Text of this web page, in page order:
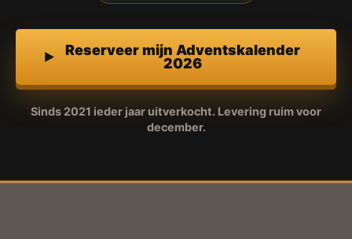
Reserveer mijn Adventskalender
2026
Sinds 2021 ieder jaar uitverkocht. Levering ruim voor
december.